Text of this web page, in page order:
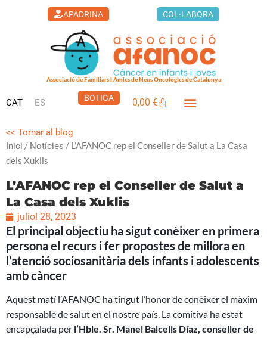
APADRINA COL·LABORA
Associació de Familiars i Amics de Nens Oncològics de Catalunya
CAT ES BOTIGA 0,00€Cistella
<< Tornar al blog
Inici / Notícies / L’AFANOC rep el Conseller de Salut a La Casa
dels Xuklis
L’AFANOC rep el Conseller de Salut a
La Casa dels Xuklis
juliol 28, 2023
El principal objectiu ha sigut conèixer en primera
persona el recurs i fer propostes de millora en
l’atenció sociosanitàriadels infants i adolescents
amb càncer
Aquest matí l’AFANOC ha tingut l’honor de conèixer el màxim
responsable de salut en el nostre país. La comitiva ha estat
encapçalada per l’Hble. Sr. Manel Balcells Díaz, conseller de